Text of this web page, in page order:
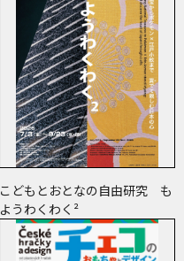
こどもとおとなの自由研究 も
ようわくわく²